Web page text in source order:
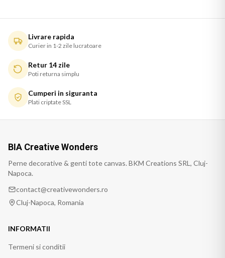
Livrare rapida
Curier in 1-2 zile lucratoare
Retur 14 zile
Poti returna simplu
Cumperi in siguranta
Plati criptate SSL
BIA Creative Wonders
Perne decorative & genti tote canvas. BKM Creations SRL, Cluj-
Napoca.
contact@creativewonders.ro
Cluj-Napoca, Romania
INFORMATII
Termeni si conditii